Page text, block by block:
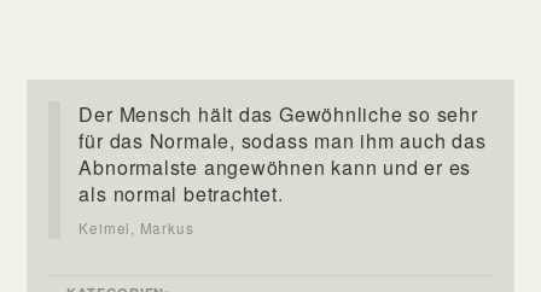
Der Mensch hält das Gewöhnliche so sehr
für das Normale, sodass man ihm auch das
Abnormalste angewöhnen kann und er es
als normal betrachtet.
Keimel, Markus